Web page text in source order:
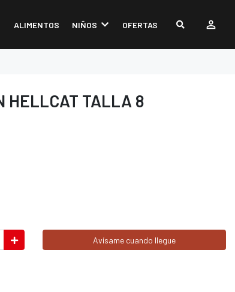
ALIMENTOS NIÑOS OFERTAS
HELLCAT TALLA 8
Avísame cuando llegue